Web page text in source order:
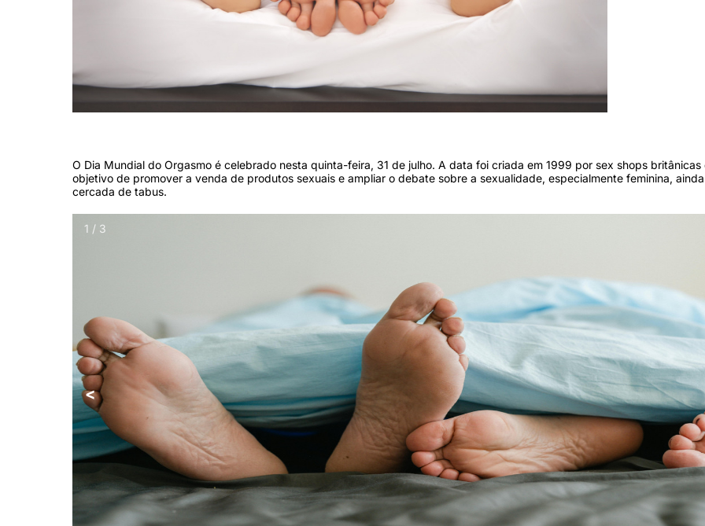
O Dia Mundial do Orgasmo é celebrado nesta quinta-feira, 31 de julho. A data foi criada em 1999 por sex shops britânicas
objetivo de promover a venda de produtos sexuais e ampliar o debate sobre a sexualidade, especialmente feminina, ainda
cercada de tabus.
1 / 3
<